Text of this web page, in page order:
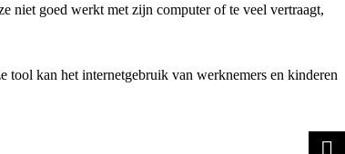
niet goed werkt met zijn computer of te veel vertraagt,
tool kan het internetgebruik van werknemers en kinderen